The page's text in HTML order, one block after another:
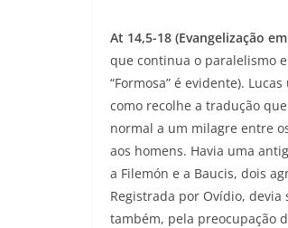
At 14,5-18 (Evangelização
que continua o paralelismo
“Formosa” é evidente).
como recolhe a tradução
normal a um milagre entre
aos homens. Havia uma
a Filemón e a Baucis, dois
Registrada por Ovídio,
também, pela preocupação